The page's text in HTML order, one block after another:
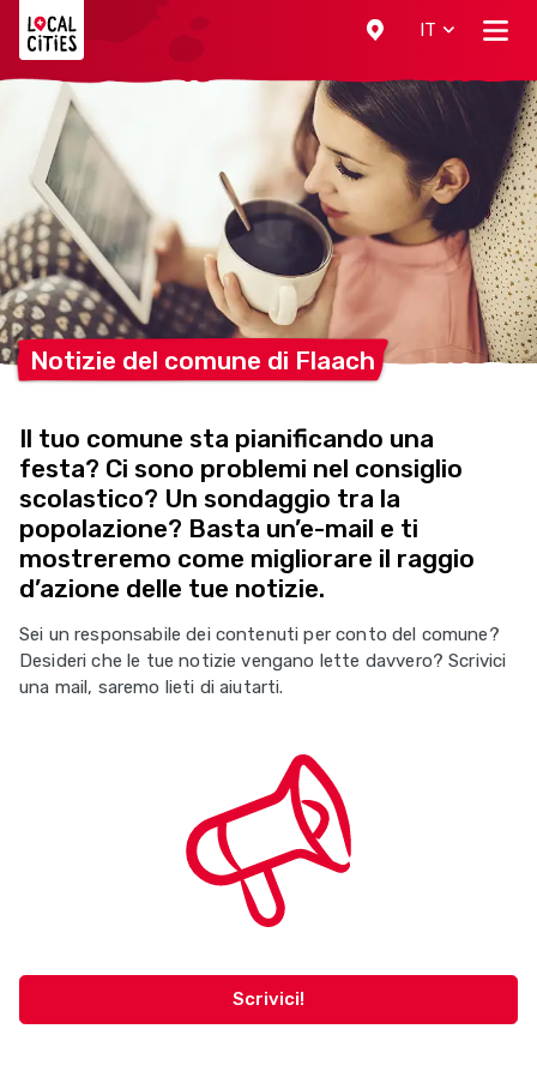
IT
Notizie del comune di Flaach
Il tuo comune sta pianificando una
festa? Ci sono problemi nel consiglio
scolastico? Un sondaggio tra la
popolazione? Basta un’e-mail e ti
mostreremo come migliorare il raggio
d’azione delle tue notizie.
Sei un responsabile dei contenuti per conto del comune?
Desideri che le tue notizie vengano lette davvero? Scrivici
una mail, saremo lieti di aiutarti.
Scrivici!